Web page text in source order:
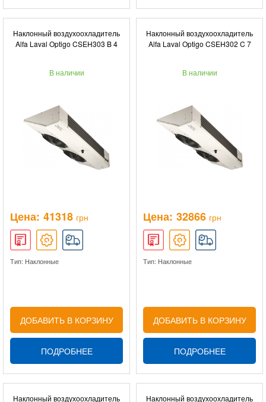
Наклонный воздухоохладитель
Alfa Laval Optigo CSEH303 B 4
В наличии
Цена: 41318 грн
Тип: Наклонные
ДОБАВИТЬ В КОРЗИНУ
ПОДРОБНЕЕ
Наклонный воздухоохладитель
Alfa Laval Optigo CSEH302 C 7
В наличии
Цена: 32866 грн
Тип: Наклонные
ДОБАВИТЬ В КОРЗИНУ
ПОДРОБНЕЕ
Наклонный воздухоохладитель Наклонный воздухоохладитель